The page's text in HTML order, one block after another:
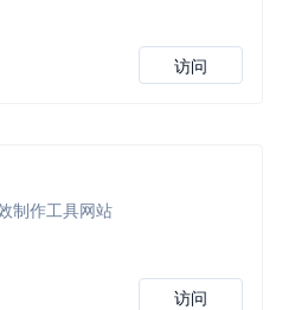
访问
制作工具网站
访问